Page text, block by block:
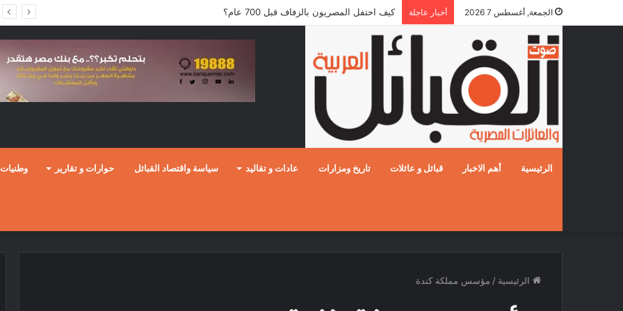
الجمعة, أغسطس 7 2026 أخبار عاجلة كيف احتفل المصريون بالزفاف قبل 700 عام؟
الرئيسية أهم الاخبار قبائل و عائلات تاريخ ومزارات عادات و تقاليد سياسة واقتصاد القبائل حوارات و تقارير وطنيات
الرئيسية / مؤسس مملكة كندة